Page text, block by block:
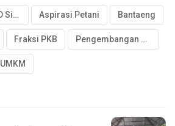
Anggota DPRD Sinjai Aspirasi Petani Bantaeng
Fraksi PKB Pengembangan UMKM
UMKM